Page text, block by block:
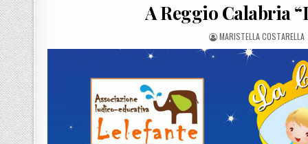
A Reggio Calabria
POSTED BY
MARISTELLA COSTARELLA